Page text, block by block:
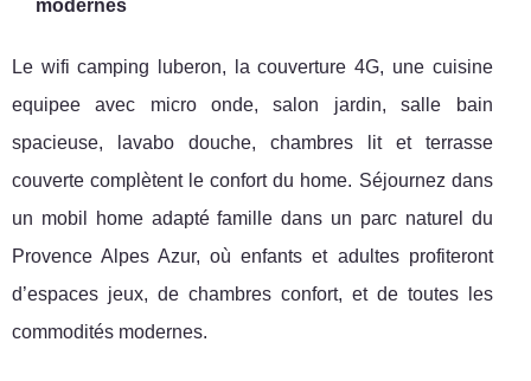
modernes
Le wifi camping luberon, la couverture 4G, une cuisine
equipee avec micro onde, salon jardin, salle bain
spacieuse, lavabo douche, chambres lit et terrasse
couverte complètent le confort du home. Séjournez dans
un mobil home adapté famille dans un parc naturel du
Provence Alpes Azur, où enfants et adultes profiteront
d’espaces jeux, de chambres confort, et de toutes les
commodités modernes.